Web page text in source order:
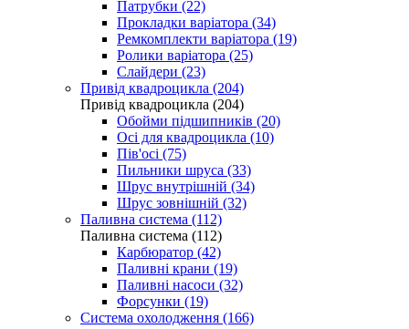
Патрубки (22)
Прокладки варіатора (34)
Ремкомплекти варіатора (19)
Ролики варіатора (25)
Слайдери (23)
Привід квадроцикла (204)
Привід квадроцикла (204)
Обойми підшипників (20)
Осі для квадроцикла (10)
Пів'осі (75)
Пильники шруса (33)
Шрус внутрішній (34)
Шрус зовнішній (32)
Паливна система (112)
Паливна система (112)
Карбюратор (42)
Паливні крани (19)
Паливні насоси (32)
Форсунки (19)
Система охолодження (166)